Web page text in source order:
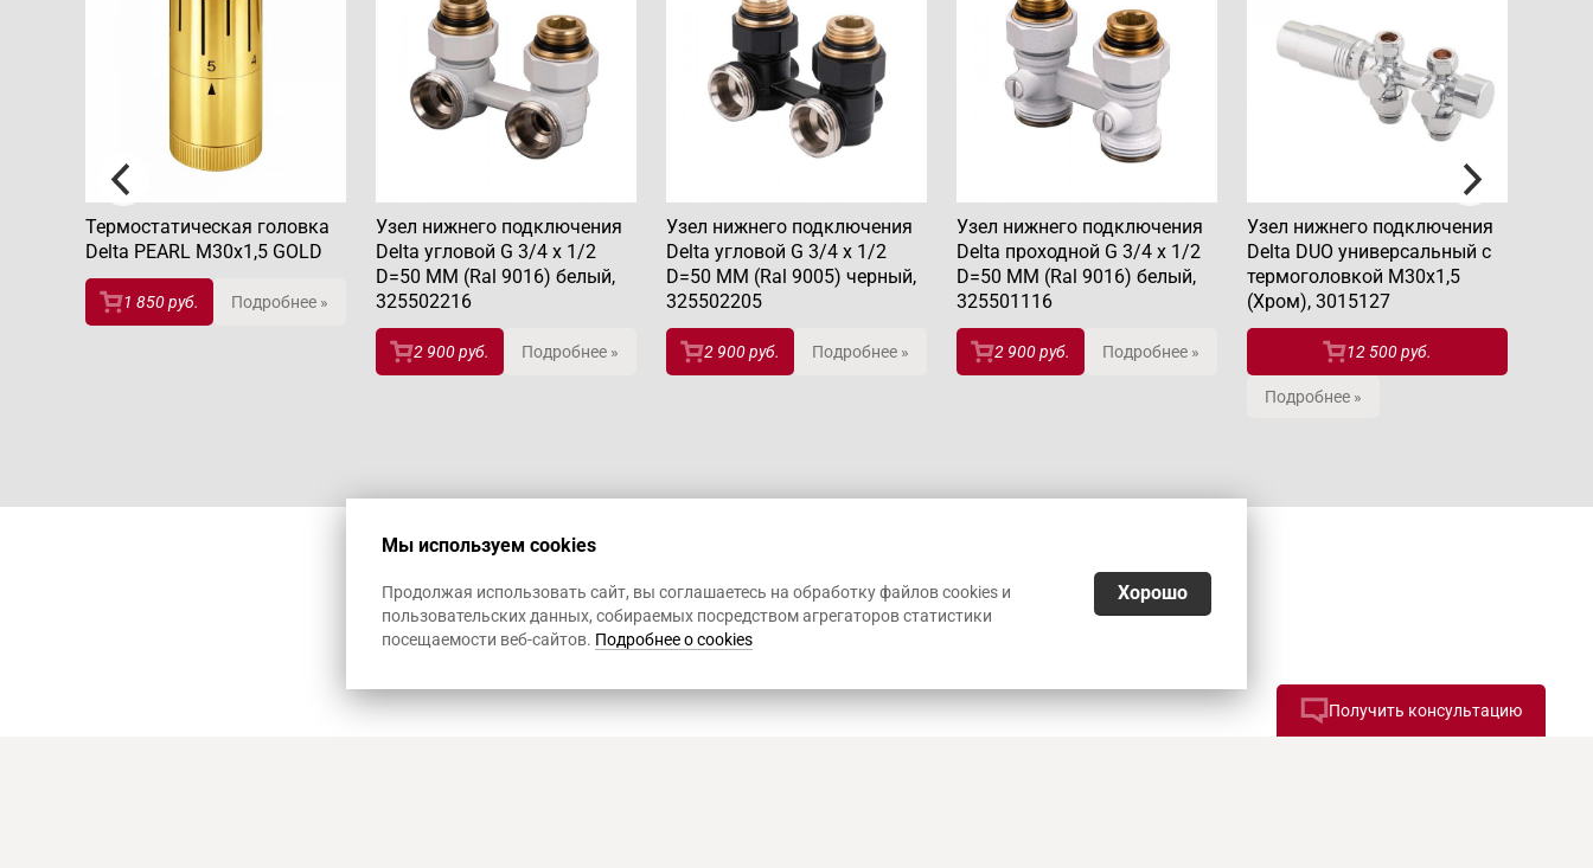
Термостатическая головка
Delta PEARL M30x1,5 GOLD
1 850 руб. Подробнее »
Узел нижнего подключения
Delta угловой G 3/4 x 1/2
D=50 MM (Ral 9016) белый,
325502216
2 900 руб. Подробнее »
Узел нижнего подключения
Delta угловой G 3/4 x 1/2
D=50 MM (Ral 9005) черный,
325502205
2 900 руб. Подробнее »
Узел нижнего подключения
Delta проходной G 3/4 x 1/2
D=50 MM (Ral 9016) белый,
325501116
2 900 руб. Подробнее »
Узел нижнего подключения
Delta DUO универсальный с
термоголовкой М30х1,5
(Хром), 3015127
12 500 руб.
Подробнее »
Получить консультацию
Мы используем cookies
Продолжая использовать сайт, вы соглашаетесь на обработку файлов cookies и
пользовательских данных, собираемых посредством агрегаторов статистики
посещаемости веб-сайтов. Подробнее о cookies
Хорошо